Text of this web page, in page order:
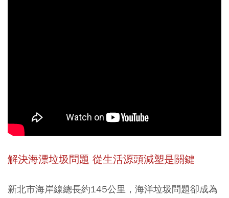
解決海漂垃圾問題 從生活源頭減塑是關鍵
新北市海岸線總長約145公里，海洋垃圾問題卻成為